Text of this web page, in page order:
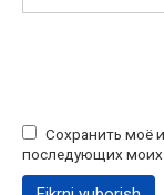
Сохранить моё
последующих моих